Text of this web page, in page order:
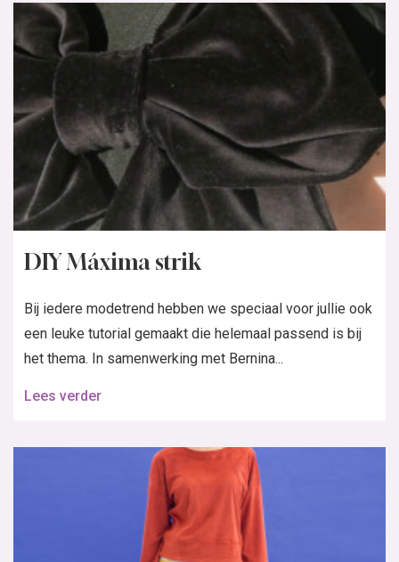
DIY Máxima strik
Bij iedere modetrend hebben we speciaal voor jullie ook
een leuke tutorial gemaakt die helemaal passend is bij
het thema. In samenwerking met Bernina...
Lees verder